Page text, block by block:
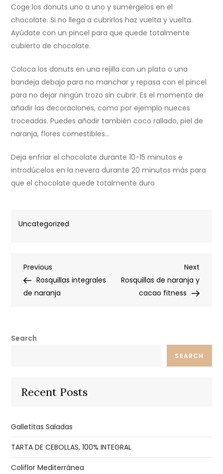
Coge los donuts uno a uno y sumérgelos en el
chocolate. Si no llega a cubrirlos haz vuelta y vuelta.
Ayúdate con un pincel para que quede totalmente
cubierto de chocolate.
Coloca los donuts en una rejilla con un plato o una
bandeja debajo para no manchar y repasa con el pincel
para no dejar ningún trozo sin cubrir. Es el momento de
añadir las decoraciones, como por ejemplo nueces
troceadas. Puedes añadir también coco rallado, piel de
naranja, flores comestibles…
Deja enfriar el chocolate durante 10-15 minutos e
introdúcelos en la nevera durante 20 minutos más para
que el chocolate quede totalmente duro
Uncategorized
Post
navigation
Previous
Post
Previous
Rosquillas integrales
de naranja
Next
Post
Next
Rosquillas de naranja y
cacao fitness
Search
SEARCH
Recent Posts
Galletitas Saladas
TARTA DE CEBOLLAS, 100% INTEGRAL
Coliflor Mediterránea